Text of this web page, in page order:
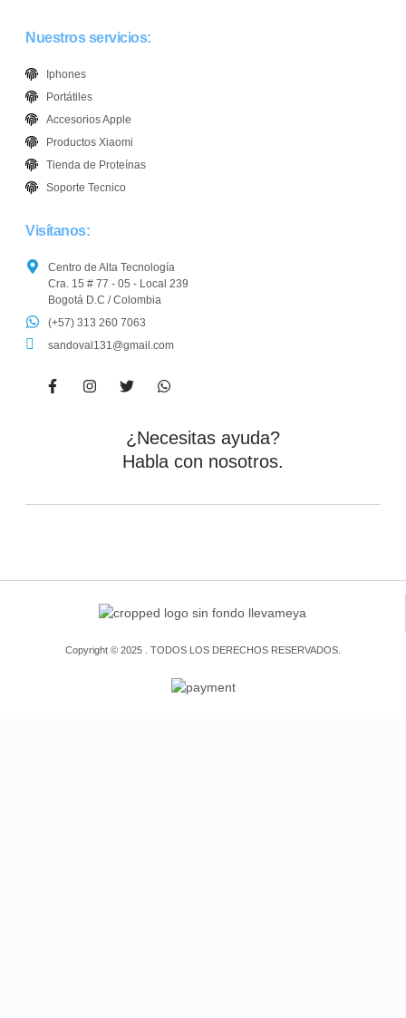
Nuestros servicios:
Iphones
Portátiles
Accesorios Apple
Productos Xiaomi
Tienda de Proteínas
Soporte Tecnico
Visítanos:
Centro de Alta Tecnología
Cra. 15 # 77 - 05 - Local 239
Bogotá D.C / Colombia
(+57) 313 260 7063
sandoval131@gmail.com
¿Necesitas ayuda?
Habla con nosotros.
Copyright © 2025 . TODOS LOS DERECHOS RESERVADOS.